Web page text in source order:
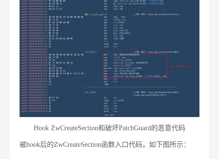
Hook ZwCreateSection和破坏PatchGuard的恶意代码
被hook后的ZwCreateSection函数入口代码，如下图所示：